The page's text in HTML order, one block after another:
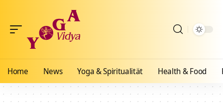
Home News Yoga & Spiritualität Health & Food